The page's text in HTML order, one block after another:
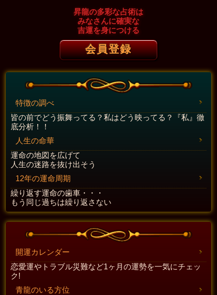
昇龍の多彩な占術は
みなさんに確実な
吉運を身につける
会員登録
特徴の調べ
皆の前でどう振舞ってる？私はどう映ってる？『私』徹
底分析！！
人生の命華
運命の地図を広げて
人生の迷路を抜け出そう
12年の運命周期
繰り返す運命の歯車・・・
もう同じ過ちは繰り返さない
開運カレンダー
恋愛運やトラブル災難など1ヶ月の運勢を一気にチェッ
ク!
青龍のいる方位